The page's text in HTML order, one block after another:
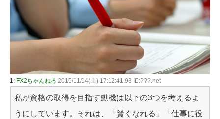
1: FX2ちゃんねる 2015/11/14(土) 17:12:41.93 ID:???.net
私が資格の取得を目指す動機は以下の3つを考えるよ
うにしています。それは、「賢くなれる」「仕事に役